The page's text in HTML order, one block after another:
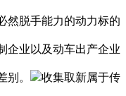
然脱手能力的动力标的
企业以及动车出产企业
。 收集取新属于传